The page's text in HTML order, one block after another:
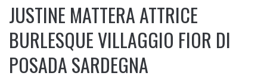
JUSTINE MATTERA ATTRICE
BURLESQUE VILLAGGIO FIOR DI
POSADA SARDEGNA